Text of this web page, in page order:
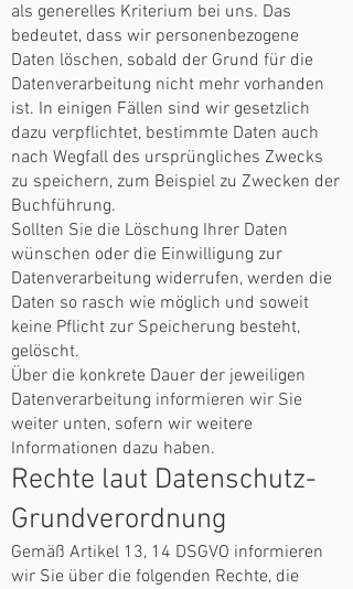
als generelles Kriterium bei uns. Das
bedeutet, dass wir personenbezogene
Daten löschen, sobald der Grund für die
Datenverarbeitung nicht mehr vorhanden
ist. In einigen Fällen sind wir gesetzlich
dazu verpflichtet, bestimmte Daten auch
nach Wegfall des ursprüngliches Zwecks
zu speichern, zum Beispiel zu Zwecken der
Buchführung.
Sollten Sie die Löschung Ihrer Daten
wünschen oder die Einwilligung zur
Datenverarbeitung widerrufen, werden die
Daten so rasch wie möglich und soweit
keine Pflicht zur Speicherung besteht,
gelöscht.
Über die konkrete Dauer der jeweiligen
Datenverarbeitung informieren wir Sie
weiter unten, sofern wir weitere
Informationen dazu haben.
Rechte laut Datenschutz-
Grundverordnung
Gemäß Artikel 13, 14 DSGVO informieren
wir Sie über die folgenden Rechte, die